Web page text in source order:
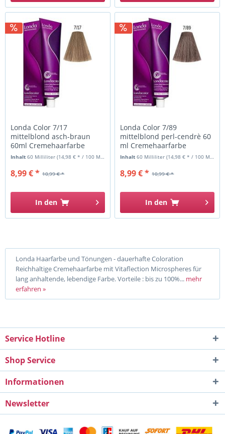
Londa Color 7/17
mittelblond asch-braun
60ml Cremehaarfarbe
Inhalt60 Milliliter(14,98 € * / 100 Milliliter)
10,99 € *
8,99 € *
In den
Londa Color 7/89
mittelblond perl-cendrè 60
ml Cremehaarfarbe
Inhalt60 Milliliter(14,98 € * / 100 Milliliter)
10,99 € *
8,99 € *
In den
Londa Haarfarbe und Tönungen - dauerhafte Coloration
Reichhaltige Cremehaarfarbe mit Vitaflection Microspheres für
lang anhaltende, lebendige Farbe. Vorteile : bis zu 100%... mehr
erfahren »
Service Hotline
Shop Service
Informationen
Newsletter